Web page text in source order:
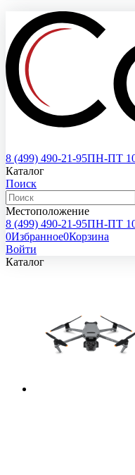
8 (499) 490-21-95ПН-ПТ
Каталог
Поиск
Местоположение
8 (499) 490-21-95ПН-ПТ
0Избранное0Корзина
Войти
Каталог